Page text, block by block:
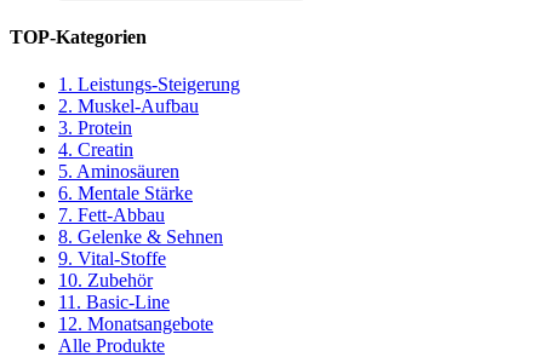
TOP-Kategorien
1. Leistungs-Steigerung
2. Muskel-Aufbau
3. Protein
4. Creatin
5. Aminosäuren
6. Mentale Stärke
7. Fett-Abbau
8. Gelenke & Sehnen
9. Vital-Stoffe
10. Zubehör
11. Basic-Line
12. Monatsangebote
Alle Produkte